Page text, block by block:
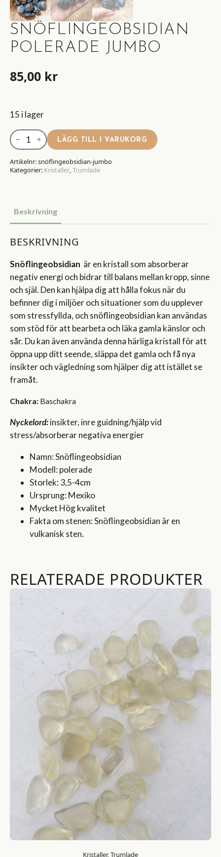
SNÖFLINGEOBSIDIAN
POLERADE JUMBO
85,00 kr
15 i lager
snöflingeobsidian
Polerade
Jumbo
mängd
LÄGG TILL I VARUKORG
Artikelnr:snöflingeobsidian-jumbo
Kategorier: Kristaller,Trumlade
Beskrivning
BESKRIVNING
Snöflingeobsidian är en kristall som absorberar
negativ energi och bidrar till balans mellan kropp, sinne
och själ. Den kan hjälpa dig att hålla fokus när du
befinner dig i miljöer och situationer som du upplever
som stressfyllda, och snöflingeobsidian kan användas
som stöd för att bearbeta och läka gamla känslor och
sår. Du kan även använda denna härliga kristall för att
öppna upp ditt seende, släppa det gamla och få nya
insikter och vägledning som hjälper dig att istället se
framåt.
Chakra: Baschakra
Nyckelord:insikter, inre guidning/hjälp vid
stress/absorberar negativa energier
Namn: Snöflingeobsidian
Modell: polerade
Storlek: 3,5-4cm
Ursprung: Mexiko
Mycket Hög kvalitet
Fakta om stenen: Snöflingeobsidian är en
vulkanisk sten.
RELATERADE PRODUKTER
Kristaller, Trumlade